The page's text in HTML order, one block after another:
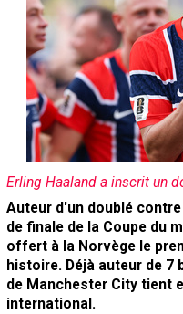
Erling Haaland a inscrit un
Auteur d'un doublé
de finale de la Coupe du
offert à la Norvège le
histoire. Déjà auteur de
de Manchester City tient
international.
Vidéos
Sondages
Tableau transferts L1
Taille de la police
Paramètrages / Options
Contact / Signaler un bug
Recrutement Maxifoot
Mentions légales
site web Maxifoot.fr